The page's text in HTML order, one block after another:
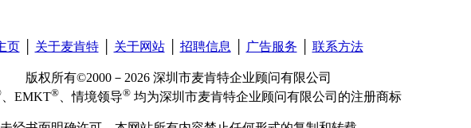
页│ 关于麦肯特│ 关于网站│ 招聘信息 广告服务 联系方法
版权所有©2000－2026 深圳市麦肯特企业顾问有限公司
、EMKT® 、情境领导® 均为深圳市麦肯特企业顾问有限公司的注册商标